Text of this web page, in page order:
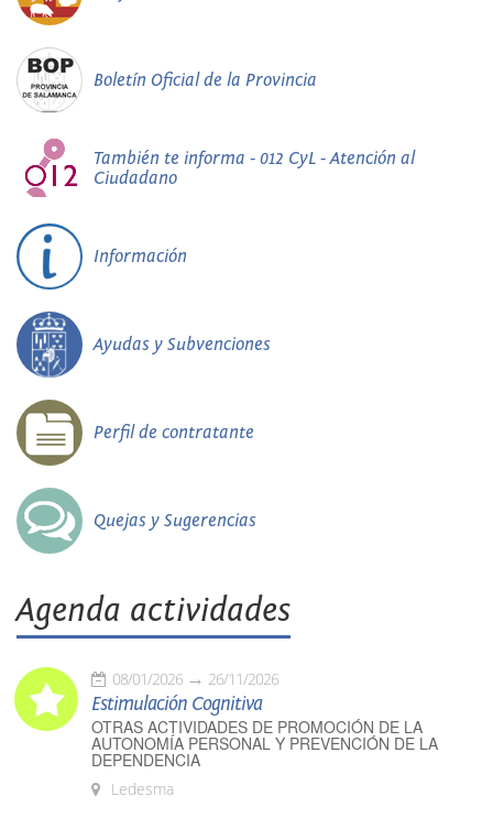
Boletín Oficial de la Provincia
También te informa - 012 CyL - Atención al
Ciudadano
Información
Ayudas y Subvenciones
Perfil de contratante
Quejas y Sugerencias
Agenda actividades
08/01/2026 26/11/2026
Estimulación Cognitiva
OTRAS ACTIVIDADES DE PROMOCIÓN DE LA
AUTONOMÍA PERSONAL Y PREVENCIÓN DE LA
DEPENDENCIA
Ledesma